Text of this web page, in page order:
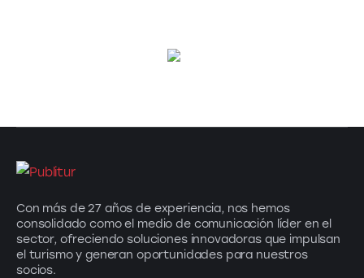
Con más de 27 años de experiencia, nos hemos
consolidado como el medio de comunicación líder en el
sector, ofreciendo soluciones innovadoras que impulsan
el turismo y generan oportunidades para nuestros
socios.